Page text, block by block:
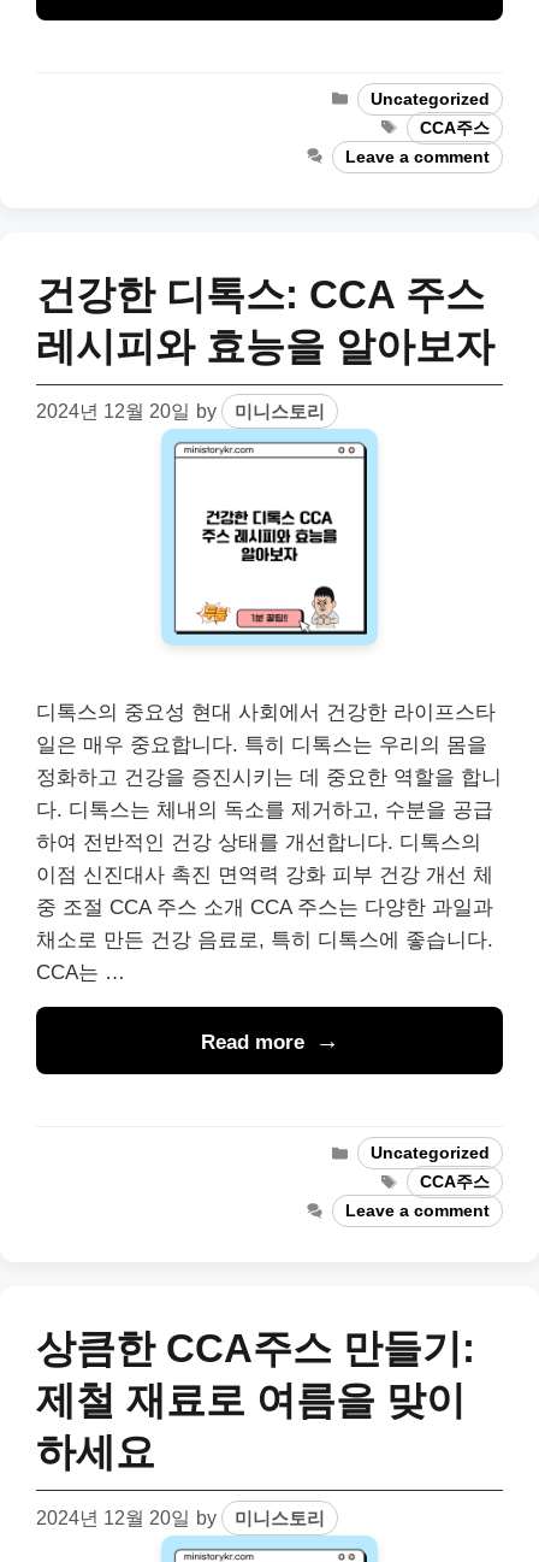
Categories
Uncategorized
Tags
CCA주스
Leave a comment
건강한 디톡스: CCA 주스
레시피와 효능을 알아보자
2024년 12월 20일 by 미니스토리
디톡스의 중요성 현대 사회에서 건강한 라이프스타
일은 매우 중요합니다. 특히 디톡스는 우리의 몸을
정화하고 건강을 증진시키는 데 중요한 역할을 합니
다. 디톡스는 체내의 독소를 제거하고, 수분을 공급
하여 전반적인 건강 상태를 개선합니다. 디톡스의
이점 신진대사 촉진 면역력 강화 피부 건강 개선 체
중 조절 CCA 주스 소개 CCA 주스는 다양한 과일과
채소로 만든 건강 음료로, 특히 디톡스에 좋습니다.
CCA는 …
Read more
Categories
Uncategorized
Tags
CCA주스
Leave a comment
상큼한 CCA주스 만들기:
제철 재료로 여름을 맞이
하세요
2024년 12월 20일 by 미니스토리